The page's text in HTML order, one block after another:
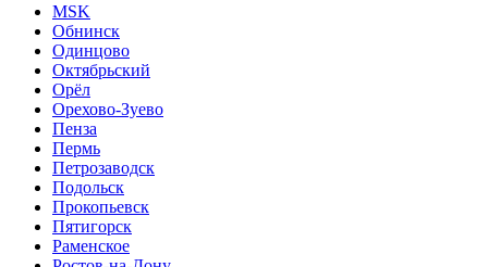
MSK
Обнинск
Одинцово
Октябрьский
Орёл
Орехово-Зуево
Пенза
Пермь
Петрозаводск
Подольск
Прокопьевск
Пятигорск
Раменское